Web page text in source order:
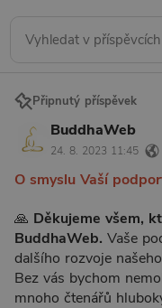
Připnutý příspěvek
BuddhaWeb
24. 8. 2023 11:45
O smyslu Vaší
🙏 Děkujeme všem,
BuddhaWeb. Vaše
dalšího rozvoje
Bez vás bychom
mnoho čtenářů